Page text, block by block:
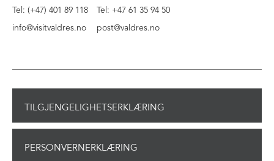
Tel: (+47) 401 89 118
info@visitvaldres.no
Tel: +47 61 35 94 50
post@valdres.no
TILGJENGELIGHETSERKLÆRING
PERSONVERNERKLÆRING